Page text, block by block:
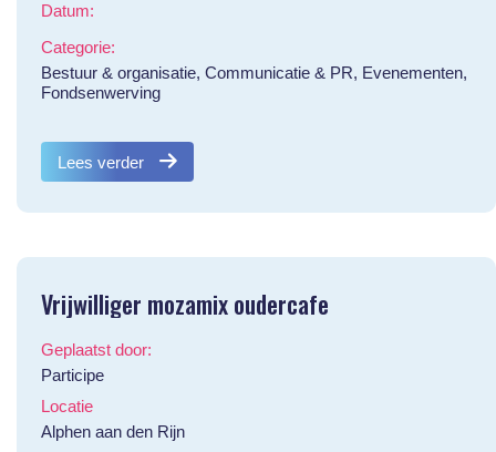
Datum:
Categorie:
Bestuur & organisatie, Communicatie & PR, Evenementen,
Fondsenwerving
Lees verder
Vrijwilliger mozamix oudercafe
Geplaatst door:
Participe
Locatie
Alphen aan den Rijn